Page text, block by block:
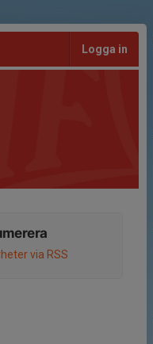
Logga in
via RSS